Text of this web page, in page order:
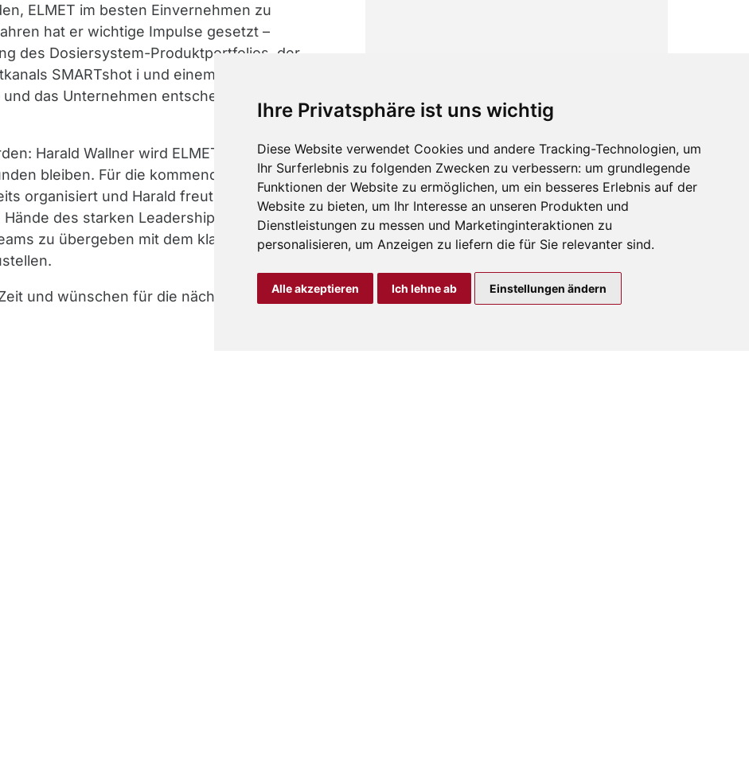
Ihre Privatsphäre ist uns wichtig
Diese Website verwendet Cookies und andere Tracking-Technologien, um
Ihr Surferlebnis zu folgenden Zwecken zu verbessern: um grundlegende
Funktionen der Website zu ermöglichen, um ein besseres Erlebnis auf der
Website zu bieten, um Ihr Interesse an unseren Produkten und
Dienstleistungen zu messen und Marketinginteraktionen zu
personalisieren, um Anzeigen zu liefern die für Sie relevanter sind.
Alle akzeptieren Ich lehne ab Einstellungen ändern
ELMET im besten Einvernehmen zu
hat er wichtige Impulse gesetzt –
des Dosiersystem-Produktportfolios, der
SMARTshot i und einem starken
das Unternehmen entscheidend
Harald Wallner wird ELMET auch
bleiben. Für die kommenden Tage und
organisiert und Harald freut sich, seine
des starken Leadership‑Teams
zu übergeben mit dem klaren Ziel,
und wünschen für die nächsten Schritte